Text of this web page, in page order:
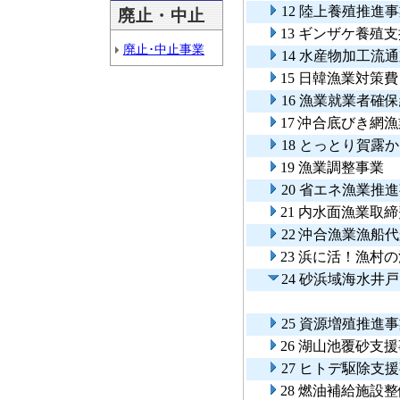
廃止・中止
廃止･中止事業
12 陸上養殖推進
13 ギンザケ養殖
14 水産物加工流
15 日韓漁業対策
16 漁業就業者確
17 沖合底びき網
18 とっとり賀露
19 漁業調整事業
20 省エネ漁業推
21 内水面漁業取
22 沖合漁業漁船
23 浜に活！漁村
24 砂浜域海水井
25 資源増殖推進
26 湖山池覆砂支
27 ヒトデ駆除支
28 燃油補給施設